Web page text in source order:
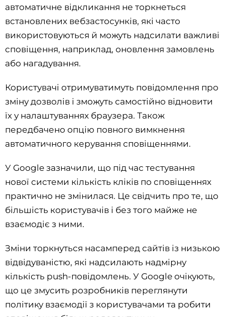
автоматичне відкликання не торкнеться
встановлених вебзастосунків, які часто
використовуються й можуть надсилати важливі
сповіщення, наприклад, оновлення замовлень
або нагадування.
Користувачі отримуватимуть повідомлення про
зміну дозволів і зможуть самостійно відновити
їх у налаштуваннях браузера. Також
передбачено опцію повного вимкнення
автоматичного керування сповіщеннями.
У Google зазначили, що під час тестування
нової системи кількість кліків по сповіщеннях
практично не змінилася. Це свідчить про те, що
більшість користувачів і без того майже не
взаємодіє з ними.
Зміни торкнуться насамперед сайтів із низькою
відвідуваністю, які надсилають надмірну
кількість push-повідомлень. У Google очікують,
що це змусить розробників переглянути
політику взаємодії з користувачами та робити